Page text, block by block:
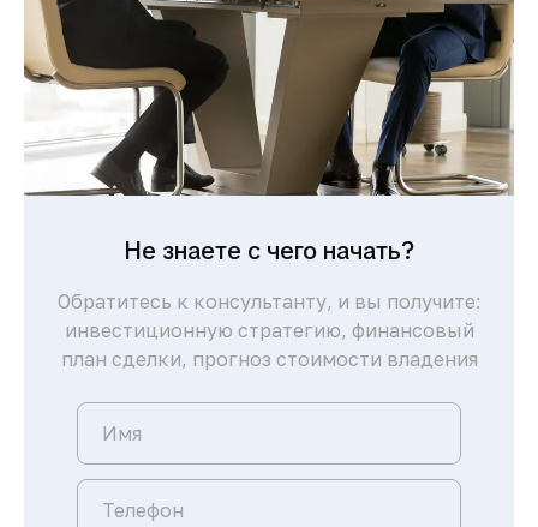
Не знаете с чего начать?
Обратитесь к консультанту, и вы получите:
инвестиционную стратегию, финансовый
план сделки, прогноз стоимости владения